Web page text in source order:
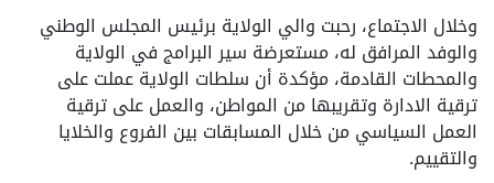
وخلال الاجتماع، رحبت والي الولاية برئيس المجلس الوطني
والوفد المرافق له، مستعرضة سير البرامج في الولاية
والمحطات القادمة، مؤكدة أن سلطات الولاية عملت على
ترقية الادارة وتقريبها من المواطن، والعمل على ترقية
العمل السياسي من خلال المسابقات بين الفروع والخلايا
والتقييم.